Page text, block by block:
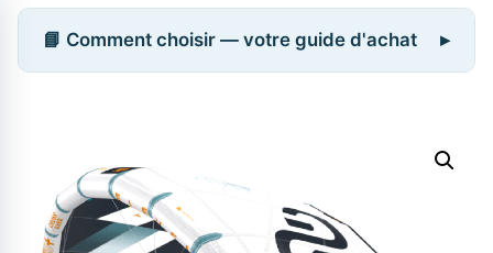
📘 Comment choisir — votre guide d'achat